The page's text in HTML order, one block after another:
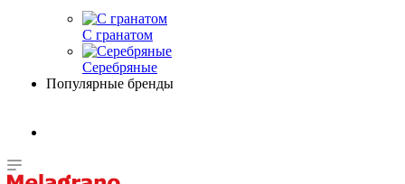
С гранатом
Серебряные
Популярные бренды